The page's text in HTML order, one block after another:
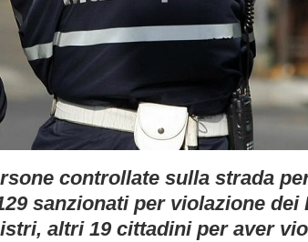
controllate sulla strada
sanzionati per violazione dei
altri 19 cittadini per aver